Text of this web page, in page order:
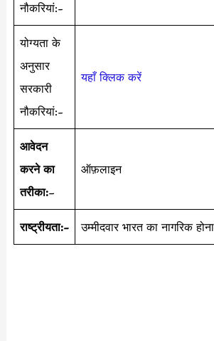
नौकरियां:-
योग्यता के
अनुसार
सरकारी
नौकरियां:-
यहाँ क्लिक करें
आवेदन
करने का
तरीका:–
ऑफ़लाइन
राष्ट्रीयता:- उम्मीदवार भारत का नागरिक